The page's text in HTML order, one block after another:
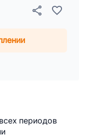
периодов